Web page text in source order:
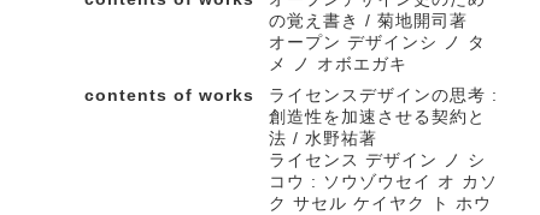
の覚え書き / 菊地開司著
オープン デザインシ ノ タ
メ ノ オボエガキ
contents of works
ライセンスデザインの思考 :
創造性を加速させる契約と
法 / 水野祐著
ライセンス デザイン ノ シ
コウ : ソウゾウセイ オ カソ
ク サセル ケイヤク ト ホウ